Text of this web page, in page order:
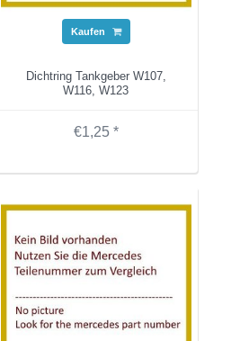
Kaufen
Dichtring Tankgeber W107,
W116, W123
€1,25 *